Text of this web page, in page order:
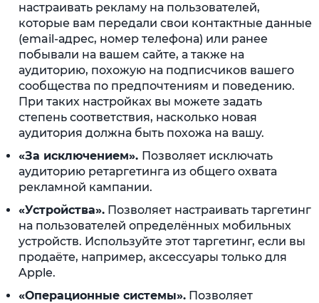
настраивать рекламу на пользователей,
которые вам передали свои контактные данные
(email-адрес, номер телефона) или ранее
побывали на вашем сайте, а также на
аудиторию, похожую на подписчиков вашего
сообщества по предпочтениям и поведению.
При таких настройках вы можете задать
степень соответствия, насколько новая
аудитория должна быть похожа на вашу.
«За исключением». Позволяет исключать
аудиторию ретаргетинга из общего охвата
рекламной кампании.
«Устройства». Позволяет настраивать таргетинг
на пользователей определённых мобильных
устройств. Используйте этот таргетинг, если вы
продаёте, например, аксессуары только для
Apple.
«Операционные системы». Позволяет